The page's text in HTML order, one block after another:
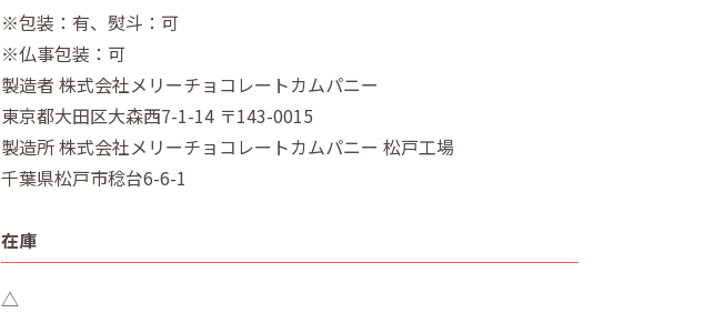
※包装：有、熨斗：可
※仏事包装：可
製造者 株式会社メリーチョコレートカムパニー
東京都大田区大森西7-1-14 〒143-0015
製造所 株式会社メリーチョコレートカムパニー 松戸工場
千葉県松戸市稔台6-6-1
在庫
△